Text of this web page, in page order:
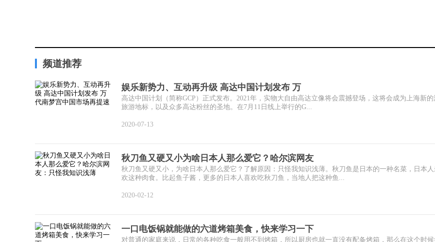
频道推荐
娱乐新势力、互动再升级 高达中国计划发布 万
高达中国计划（简称GCP）正式发布。2021年，实物大自由高达立像将会震撼登场，这将会成为上海新
旅游地标，以及众多高达粉丝的圣地。在7月11日线上举行的G...
2020-07-13
秋刀鱼又硬又小为啥日本人那么爱它？哈尔滨网友
秋刀鱼又硬又小，为啥日本人那么爱它？了解原因：只怪我知识浅薄。秋刀鱼是日本的一种名菜，日本人
欢这种肉食。比起鱼子酱，更多的日本人喜欢吃秋刀鱼，当地人把这种鱼...
2020-02-12
一口电饭锅就能做的六道烤箱美食，快来学习一下
对普通的家庭来说，日常的各种吃食一般用不到烤箱，所以厨房也就一直没有配备烤箱，那么在这个时候